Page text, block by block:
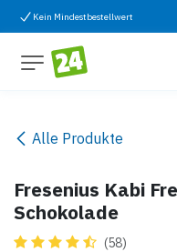
Zum Inhalt springen
Kein Mindestbestellwert
Alle Produkte
Fresenius Kabi
Schokolade
(58)